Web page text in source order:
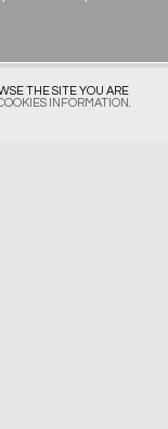
THE SITE YOU ARE
INFORMATION